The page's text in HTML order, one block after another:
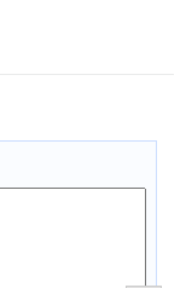
而坚信它(包括